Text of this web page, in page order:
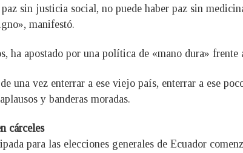
sin justicia social, no puede haber paz sin
manifestó.
ha apostado por una política de «mano dura»
una vez enterrar a ese viejo país, enterrar a ese
y banderas moradas.
cárceles
para las elecciones generales de Ecuador